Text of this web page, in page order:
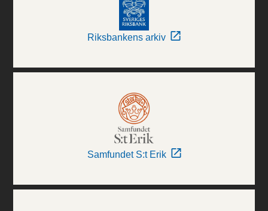
Riksbankens arkiv
Samfundet S:t Erik